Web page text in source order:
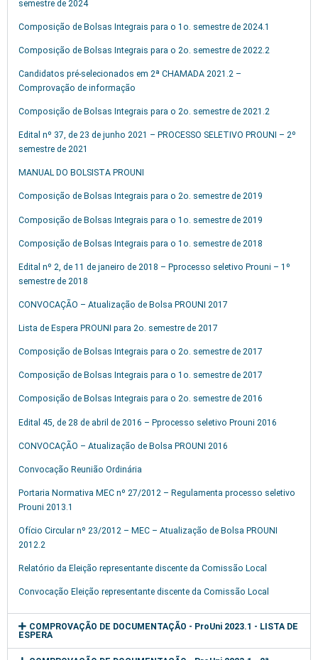
semestre de 2024
Composição de Bolsas Integrais para o 1o. semestre de 2024.1
Composição de Bolsas Integrais para o 2o. semestre de 2022.2
Candidatos pré-selecionados em 2ª CHAMADA 2021.2 –
Comprovação de informação
Composição de Bolsas Integrais para o 2o. semestre de 2021.2
Edital nº 37, de 23 de junho 2021 – PROCESSO SELETIVO PROUNI – 2º
semestre de 2021
MANUAL DO BOLSISTA PROUNI
Composição de Bolsas Integrais para o 2o. semestre de 2019
Composição de Bolsas Integrais para o 1o. semestre de 2019
Composição de Bolsas Integrais para o 1o. semestre de 2018
Edital nº 2, de 11 de janeiro de 2018 – Pprocesso seletivo Prouni – 1º
semestre de 2018
CONVOCAÇÃO – Atualização de Bolsa PROUNI 2017
Lista de Espera PROUNI para 2o. semestre de 2017
Composição de Bolsas Integrais para o 2o. semestre de 2017
Composição de Bolsas Integrais para o 1o. semestre de 2017
Composição de Bolsas Integrais para o 2o. semestre de 2016
Edital 45, de 28 de abril de 2016 – Pprocesso seletivo Prouni 2016
CONVOCAÇÃO – Atualização de Bolsa PROUNI 2016
Convocação Reunião Ordinária
Portaria Normativa MEC nº 27/2012 – Regulamenta processo seletivo
Prouni 2013.1
Ofício Circular nº 23/2012 – MEC – Atualização de Bolsa PROUNI
2012.2
Relatório da Eleição representante discente da Comissão Local
Convocação Eleição representante discente da Comissão Local
COMPROVAÇÃO DE DOCUMENTAÇÃO - ProUni 2023.1 - LISTA DE
ESPERA